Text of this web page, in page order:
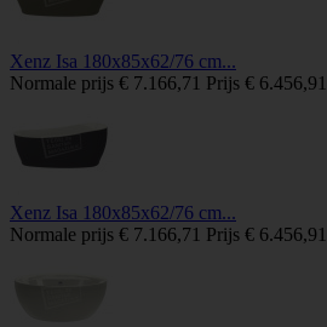
Xenz Isa 180x85x62/76 cm...
Normale prijs € 7.166,71 Prijs € 6.456,91
Xenz Isa 180x85x62/76 cm...
Normale prijs € 7.166,71 Prijs € 6.456,91